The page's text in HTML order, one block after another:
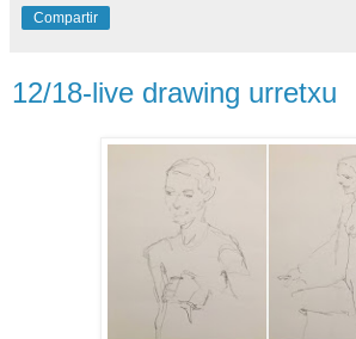
Compartir
12/18-live drawing urretxu